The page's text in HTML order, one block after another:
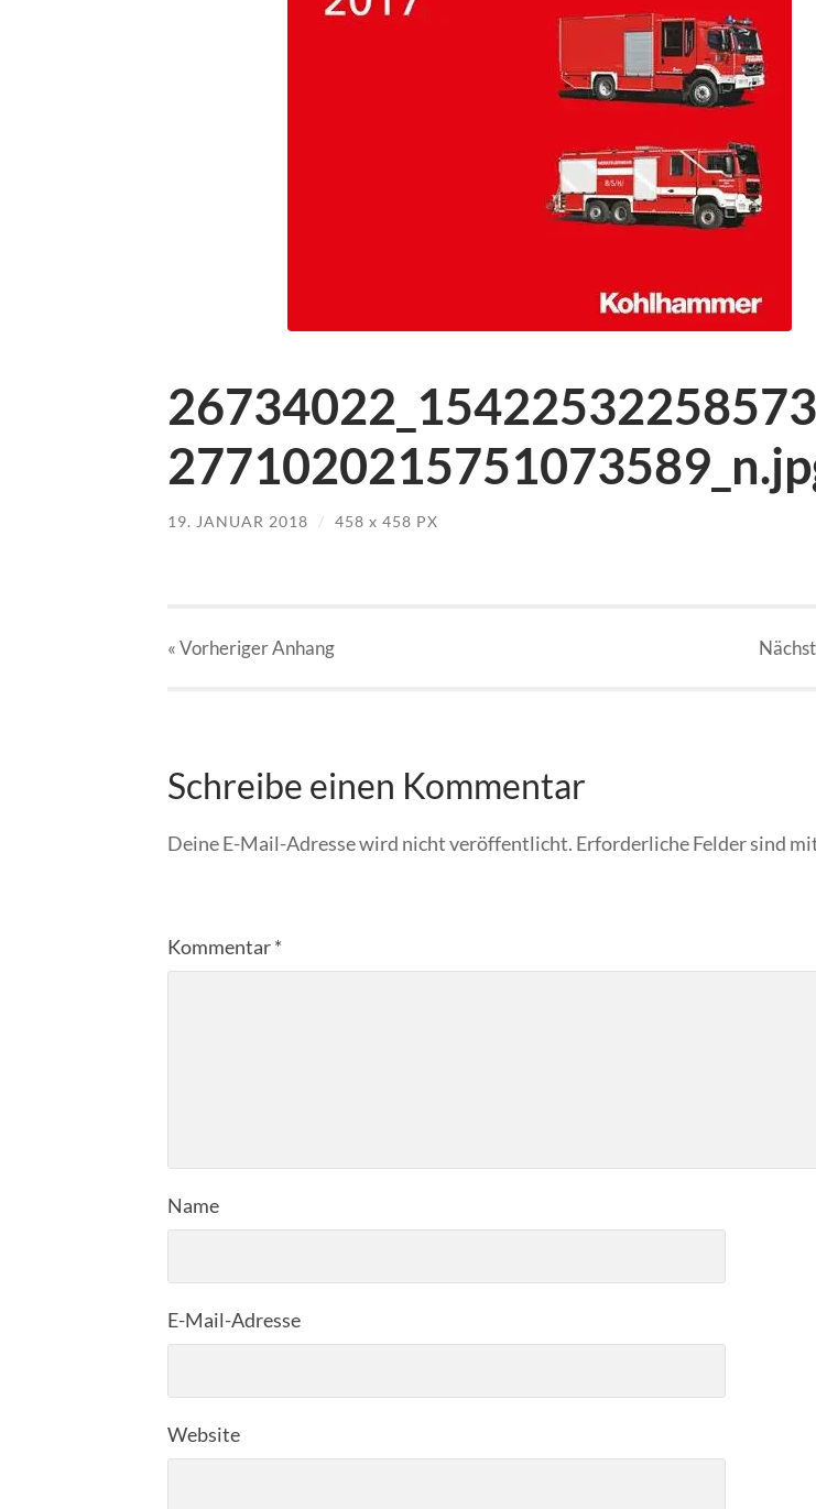
19. JANUAR 2018 / 458 x 458 PX
« VorherigerAnhang
Schreibe einen Kommentar
Deine E-Mail-Adresse wird nicht veröffentlicht. Erforderliche Felder sind
Kommentar*
Name
E-Mail-Adresse
Website